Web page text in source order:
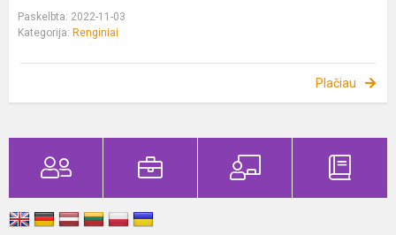
Paskelbta: 2022-11-03
Kategorija: Renginiai
Plačiau